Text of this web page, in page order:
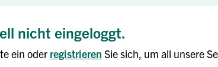
nicht eingeloggt.
ein oder registrieren Sie sich, um all unsere